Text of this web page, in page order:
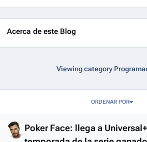
Acerca de este Blog
Viewing category
ORDENAR POR
Poker Face: llega a